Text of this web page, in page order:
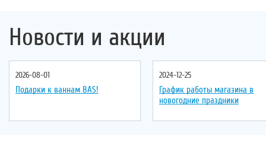
Новости и акции
2026-08-01
Подарки к ваннам BAS!
2024-12-25
График работы магазина в
новогодние праздники